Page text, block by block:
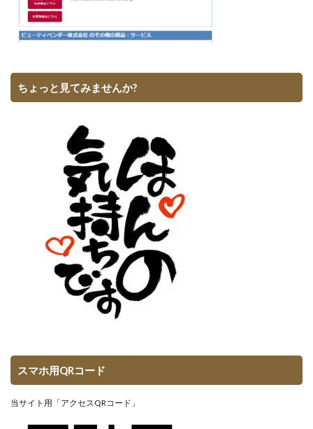
ちょっと見てみませんか?
スマホ用QRコード
当サイト用「アクセスQRコード」